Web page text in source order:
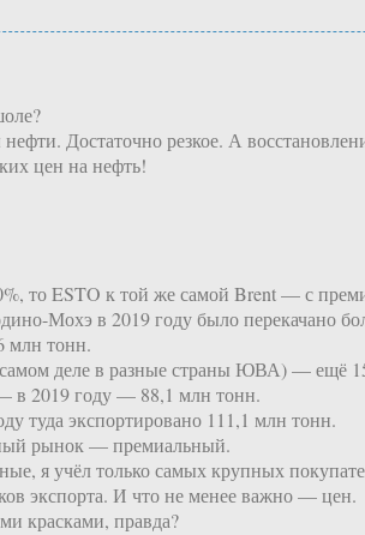
Достаточно резкое. А
цен на нефть!
то ESTO к той же самой Brent — с
Мохэ в 2019 году было
млн тонн.
самом деле в разные страны ЮВА) —
в 2019 году — 88,1 млн тонн.
туда экспортировано 111,1 млн тонн.
рынок — премиальный.
я учёл только самых крупных
экспорта. И что не менее важно — цен.
красками, правда?